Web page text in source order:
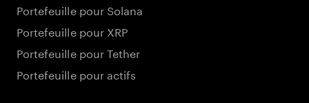
Portefeuille pour Solana
Portefeuille pour XRP
Portefeuille pour Tether
Portefeuille pour actifs